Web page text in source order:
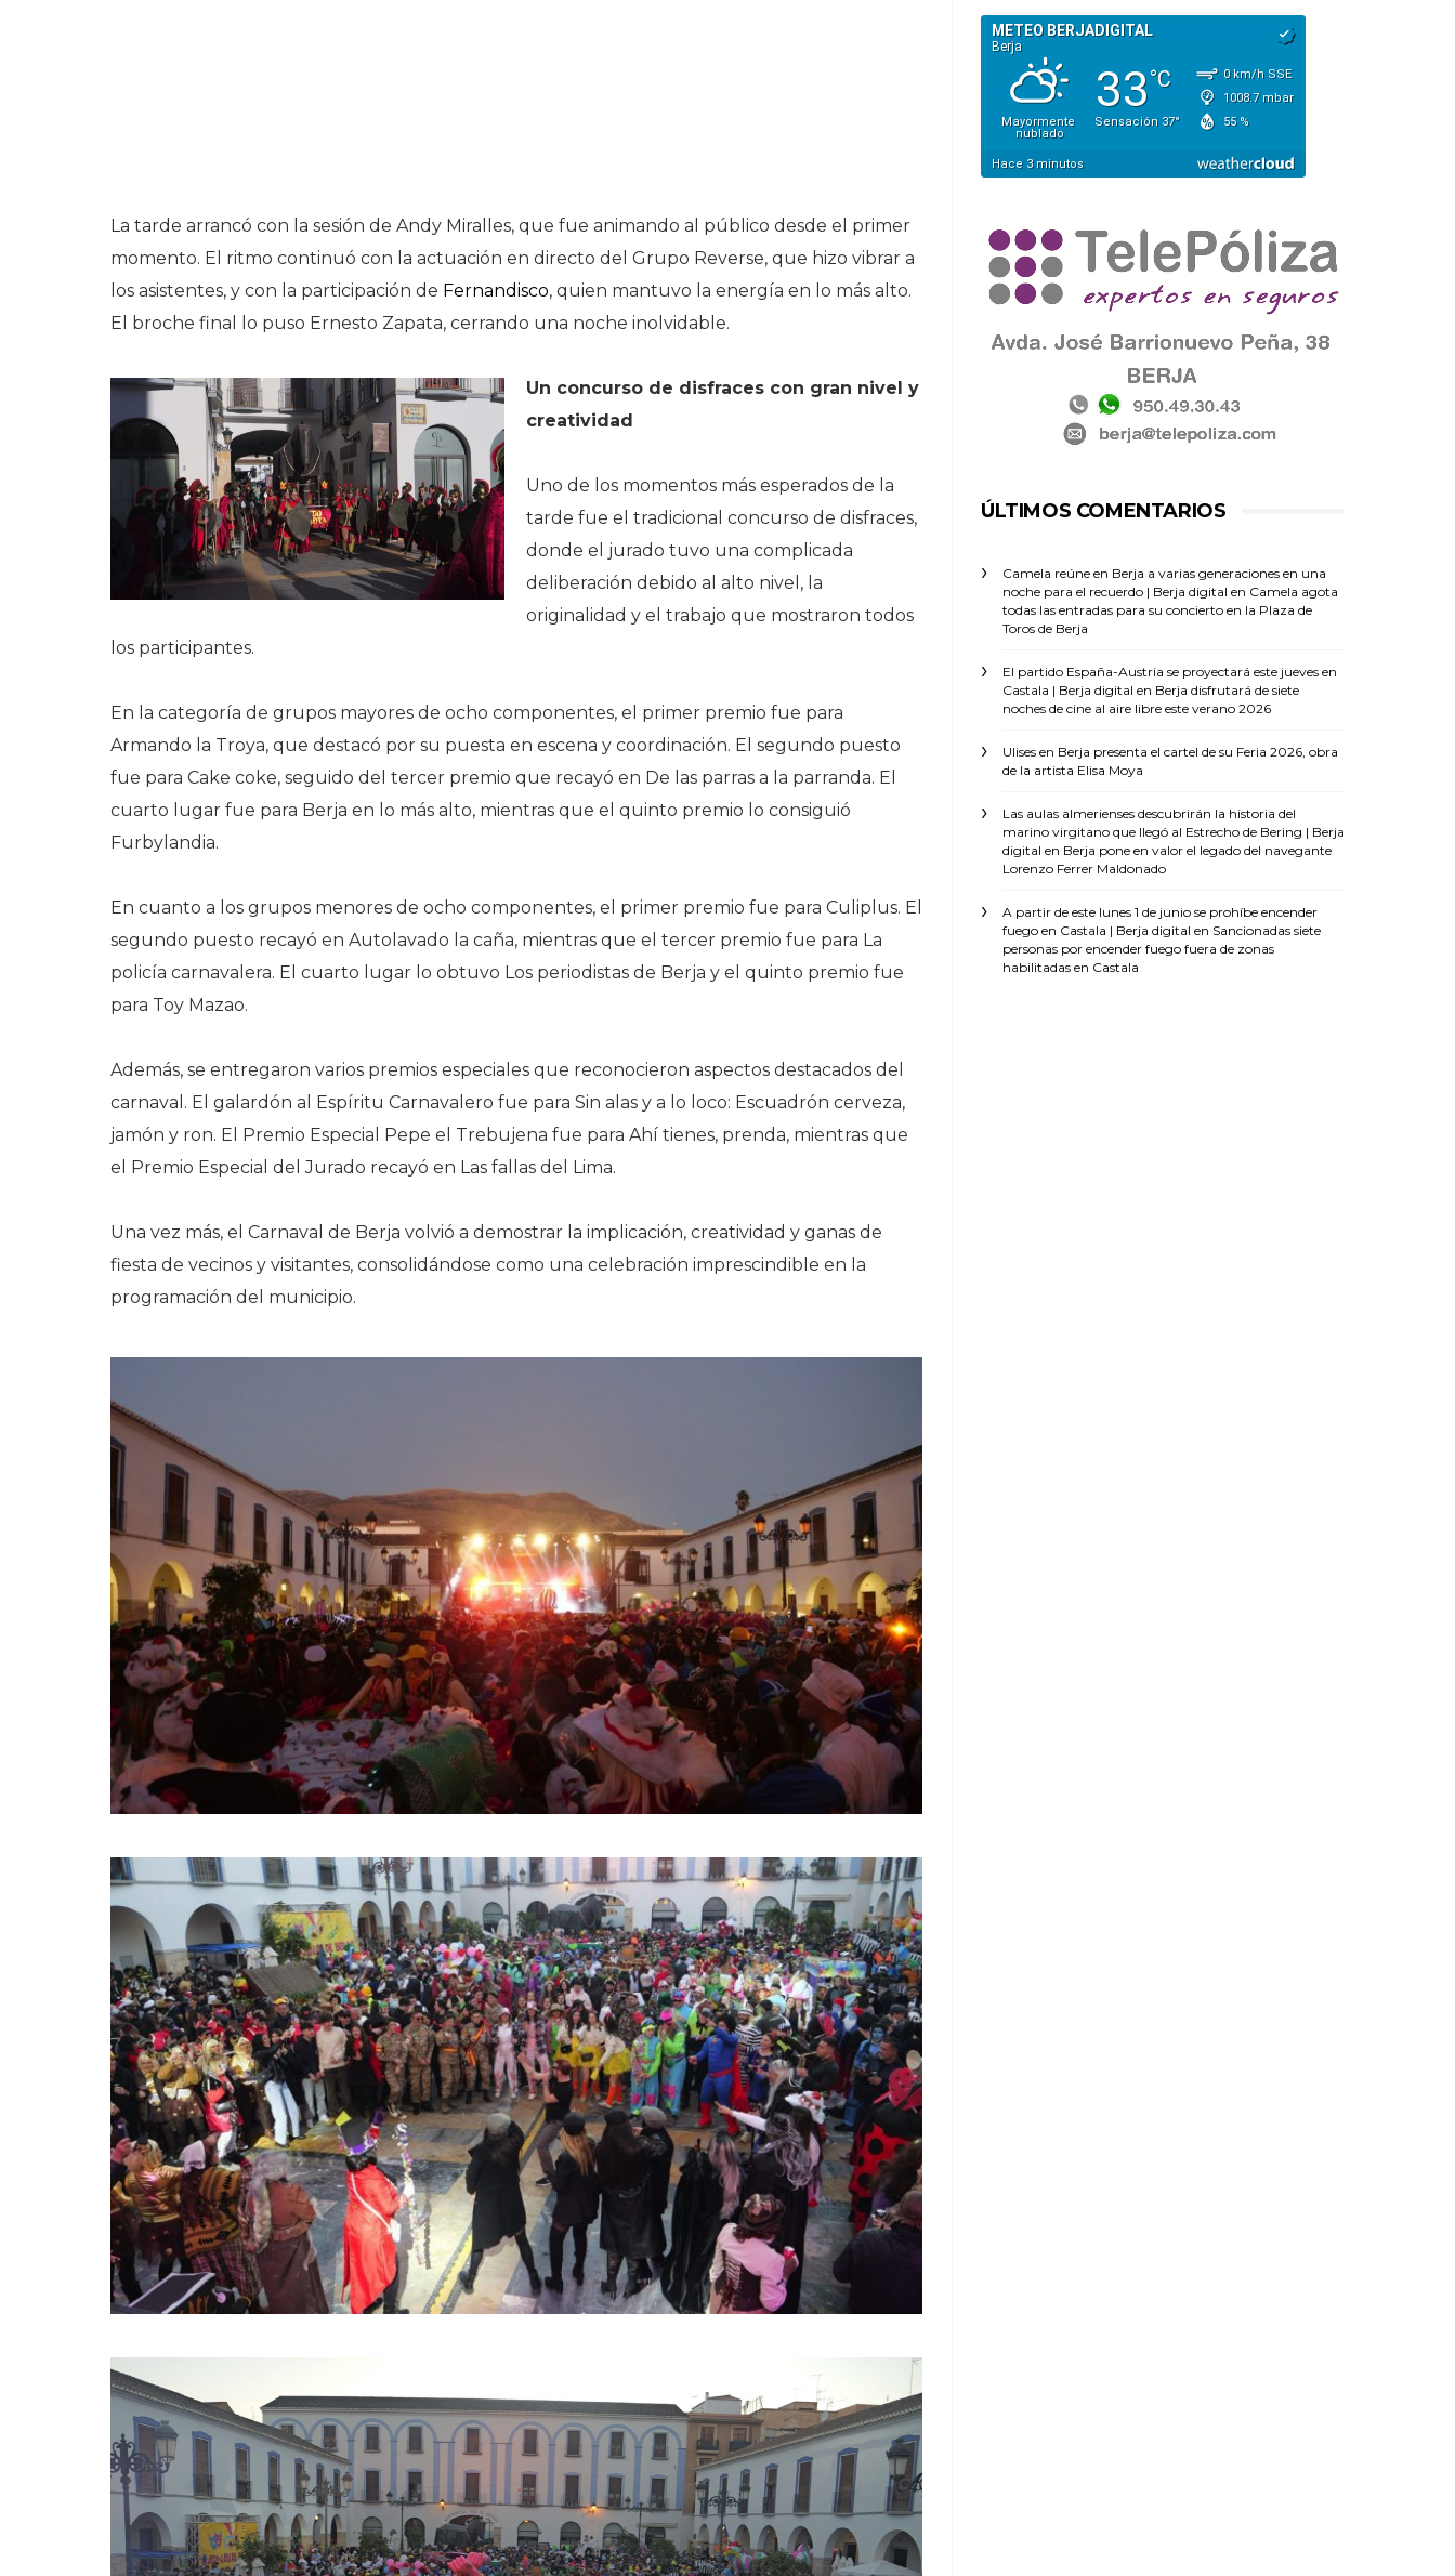
La tarde arrancó con la sesión de Andy Miralles, que fue animando al público desde el primer
momento. El ritmo continuó con la actuación en directo del Grupo Reverse, que hizo vibrar a
los asistentes, y con la participación de Fernandisco, quien mantuvo la energía en lo más alto.
El broche final lo puso Ernesto Zapata, cerrando una noche inolvidable.
Un concurso de disfraces con gran nivel y
creatividad
Uno de los momentos más esperados de la
tarde fue el tradicional concurso de disfraces,
donde el jurado tuvo una complicada
deliberación debido al alto nivel, la
originalidad y el trabajo que mostraron todos
los participantes.
En la categoría de grupos mayores de ocho componentes, el primer premio fue para
Armando la Troya, que destacó por su puesta en escena y coordinación. El segundo puesto
fue para Cake coke, seguido del tercer premio que recayó en De las parras a la parranda. El
cuarto lugar fue para Berja en lo más alto, mientras que el quinto premio lo consiguió
Furbylandia.
En cuanto a los grupos menores de ocho componentes, el primer premio fue para Culiplus. El
segundo puesto recayó en Autolavado la caña, mientras que el tercer premio fue para La
policía carnavalera. El cuarto lugar lo obtuvo Los periodistas de Berja y el quinto premio fue
para Toy Mazao.
Además, se entregaron varios premios especiales que reconocieron aspectos destacados del
carnaval. El galardón al Espíritu Carnavalero fue para Sin alas y a lo loco: Escuadrón cerveza,
jamón y ron. El Premio Especial Pepe el Trebujena fue para Ahí tienes, prenda, mientras que
el Premio Especial del Jurado recayó en Las fallas del Lima.
Una vez más, el Carnaval de Berja volvió a demostrar la implicación, creatividad y ganas de
fiesta de vecinos y visitantes, consolidándose como una celebración imprescindible en la
programación del municipio.
ÚLTIMOS COMENTARIOS
Camela reúne en Berja a varias generaciones en una
noche para el recuerdo | Berja digital en Camela agota
todas las entradas para su concierto en la Plaza de
Toros de Berja
El partido España-Austria se proyectará este jueves en
Castala | Berja digital en Berja disfrutará de siete
noches de cine al aire libre este verano 2026
Ulises en Berja presenta el cartel de su Feria 2026, obra
de la artista Elisa Moya
Las aulas almerienses descubrirán la historia del
marino virgitano que llegó al Estrecho de Bering | Berja
digital en Berja pone en valor el legado del navegante
Lorenzo Ferrer Maldonado
A partir de este lunes 1 de junio se prohíbe encender
fuego en Castala | Berja digital en Sancionadas siete
personas por encender fuego fuera de zonas
habilitadas en Castala